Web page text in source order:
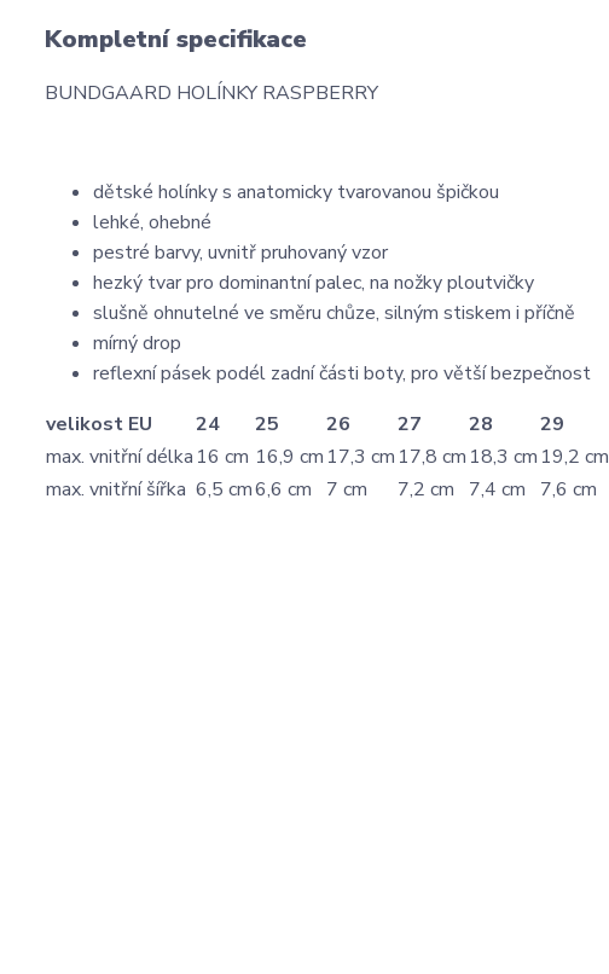
Kompletní specifikace
BUNDGAARD HOLÍNKY RASPBERRY
dětské holínky s anatomicky tvarovanou špičkou
lehké, ohebné
pestré barvy, uvnitř pruhovaný vzor
hezký tvar pro dominantní palec, na nožky ploutvičky
slušně ohnutelné ve směru chůze, silným stiskem i příčně
mírný drop
reflexní pásek podél zadní části boty, pro větší bezpečnost
velikost EU
24 25 26 27 28 29
max. vnitřní délka 16 cm 16,9 cm 17,3 cm 17,8 cm 18,3 cm 19,2 cm
max. vnitřní šířka 6,5 cm6,6 cm 7 cm 7,2 cm 7,4 cm 7,6 cm